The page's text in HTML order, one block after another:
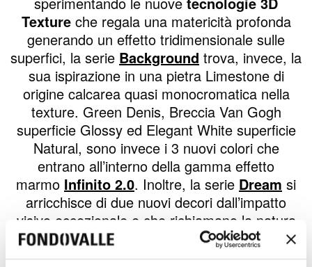
Texture che regala una matericità profonda
generando un effetto tridimensionale sulle
superfici, la serie Background trova, invece, la
sua ispirazione in una pietra Limestone di
origine calcarea quasi monocromatica nella
texture. Green Denis, Breccia Van Gogh
superficie Glossy ed Elegant White superficie
Natural, sono invece i 3 nuovi colori che
entrano all’interno della gamma effetto
marmo Infinito 2.0. Inoltre, la serie Dream si
arricchisce di due nuovi decori dall’impatto
visivo eccezionale e che richiamano la natura
mentre2.OUT
completa l’offerta dedicata
all’outdoor grazie a nuovi formati e articoli. A